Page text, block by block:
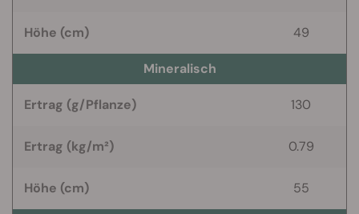
Höhe (cm) 49
Mineralisch
Ertrag (g/Pflanze) 130
Ertrag (kg/m²) 0.79
Höhe (cm) 55